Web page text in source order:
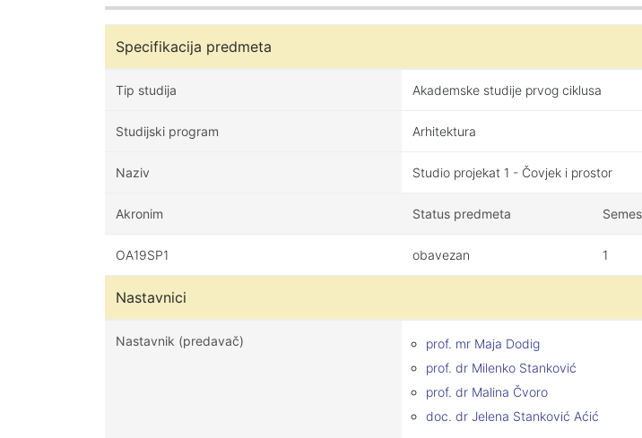
Specifikacija predmeta
Tip studija Akademske studije prvog ciklusa
Studijski program Arhitektura
Naziv Studio projekat 1 - Čovjek i prostor
Akronim Status predmeta
OA19SP1 obavezan 1
Nastavnici
Nastavnik (predavač)
prof. mr Maja Dodig
prof. dr Milenko Stanković
prof. dr Malina Čvoro
doc. dr Jelena Stanković Aćić